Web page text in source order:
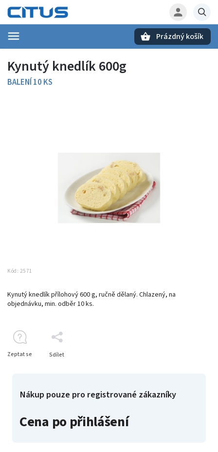
Prázdný košík
Kynutý knedlík 600g
BALENÍ 10 KS
Kód: 2571
Cena po přihlášení
Nákup pouze pro registrované zákazníky
Kynutý knedlík přílohový 600 g, ručně dělaný. Chlazený, na
objednávku, min. odběr 10 ks.
Zeptat se Sdílet